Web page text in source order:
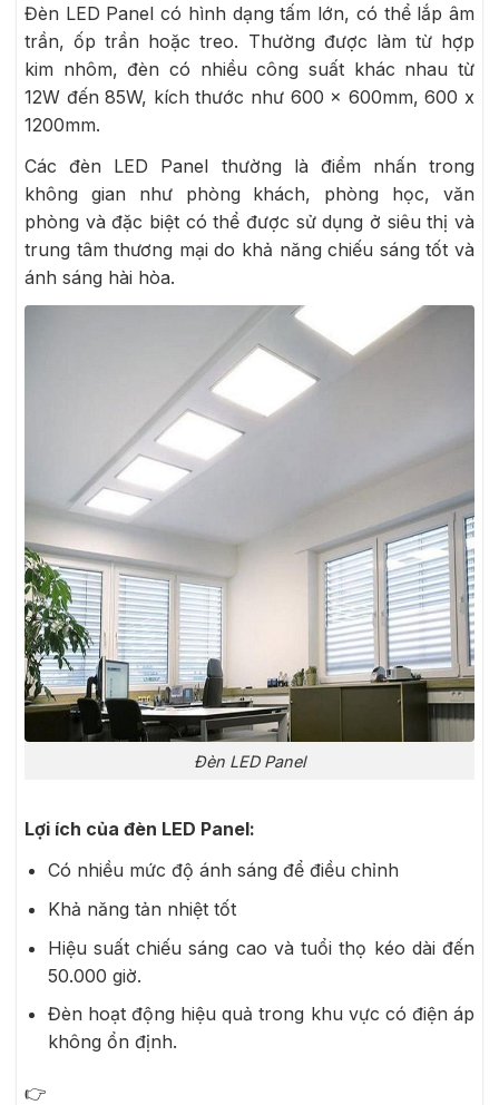
Đèn LED Panel có hình dạng tấm lớn, có thể lắp âm
trần, ốp trần hoặc treo. Thường được làm từ hợp
kim nhôm, đèn có nhiều công suất khác nhau từ
12W đến 85W, kích thước như 600 x 600mm, 600 x
1200mm.
Các đèn LED Panel thường là điểm nhấn trong
không gian như phòng khách, phòng học, văn
phòng và đặc biệt có thể được sử dụng ở siêu thị và
trung tâm thương mại do khả năng chiếu sáng tốt và
ánh sáng hài hòa.
Đèn LED Panel
Lợi ích của đèn LED Panel:
Có nhiều mức độ ánh sáng để điều chỉnh
Khả năng tản nhiệt tốt
Hiệu suất chiếu sáng cao và tuổi thọ kéo dài đến
50.000 giờ.
Đèn hoạt động hiệu quả trong khu vực có điện áp
không ổn định.
👉